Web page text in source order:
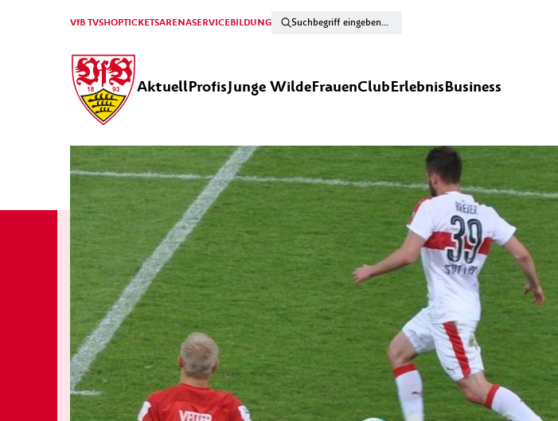
VfB TVSHOPTICKETSARENASERVICEBILDUNG
AktuellProfisJunge WildeFrauenClubErlebnisBusiness